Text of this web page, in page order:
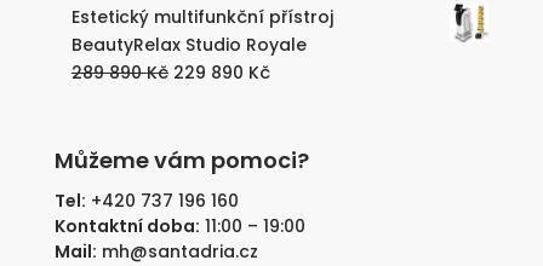
byla:
289
890 Kč.
je:
229
890 Kč.
Estetický multifunkční přístroj
BeautyRelax Studio Royale
289 890Kč Původní
289
890 Kč.
229 890 KčAktuální
229
Můžeme vám pomoci?
Tel: +420 737 196 160
Kontaktní doba: 11:00 – 19:00
Mail: mh@santadria.cz